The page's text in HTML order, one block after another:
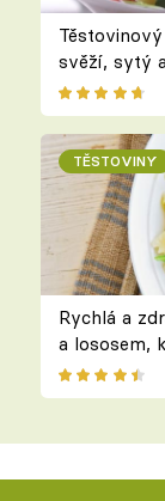
svěží, sytý
TĚSTOVINY
Rychlá a
a lososem,